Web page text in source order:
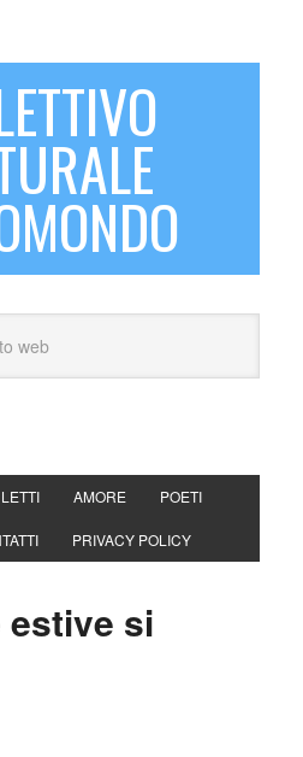
AMORE POETI
PRIVACY POLICY
estive si